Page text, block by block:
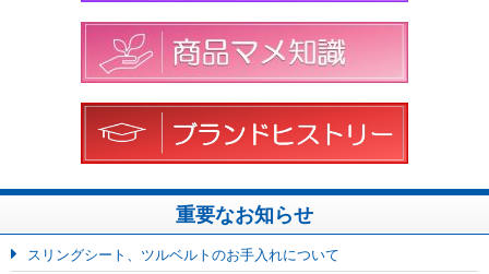
重要なお知らせ
スリングシート、ツルベルトのお手入れについて